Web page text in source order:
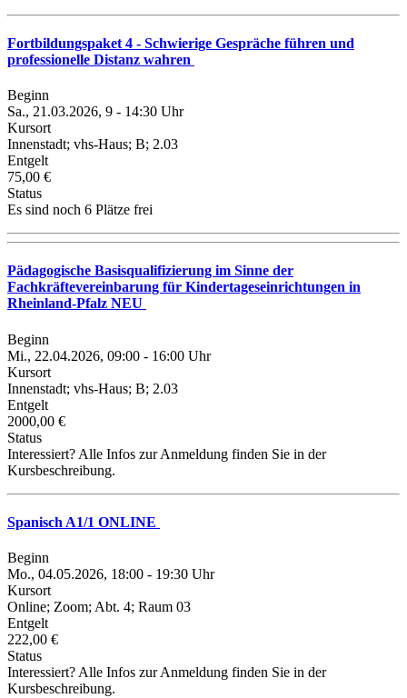
Fortbildungspaket 4 - Schwierige Gespräche führen und
professionelle Distanz wahren
Beginn
Sa., 21.03.2026, 9 - 14:30 Uhr
Kursort
Innenstadt; vhs-Haus; B; 2.03
Entgelt
75,00 €
Status
Es sind noch 6 Plätze frei
Pädagogische Basisqualifizierung im Sinne der
Fachkräftevereinbarung für Kindertageseinrichtungen in
Rheinland-Pfalz NEU
Beginn
Mi., 22.04.2026, 09:00 - 16:00 Uhr
Kursort
Innenstadt; vhs-Haus; B; 2.03
Entgelt
2000,00 €
Status
Interessiert? Alle Infos zur Anmeldung finden Sie in der
Kursbeschreibung.
Spanisch A1/1 ONLINE
Beginn
Mo., 04.05.2026, 18:00 - 19:30 Uhr
Kursort
Online; Zoom; Abt. 4; Raum 03
Entgelt
222,00 €
Status
Interessiert? Alle Infos zur Anmeldung finden Sie in der
Kursbeschreibung.